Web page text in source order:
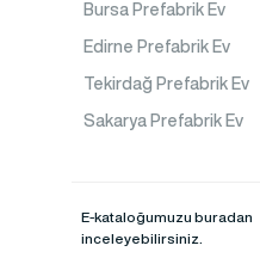
Bursa Prefabrik Ev
Edirne Prefabrik Ev
Tekirdağ Prefabrik Ev
Sakarya Prefabrik Ev
E-kataloğumuzu buradan
inceleyebilirsiniz.